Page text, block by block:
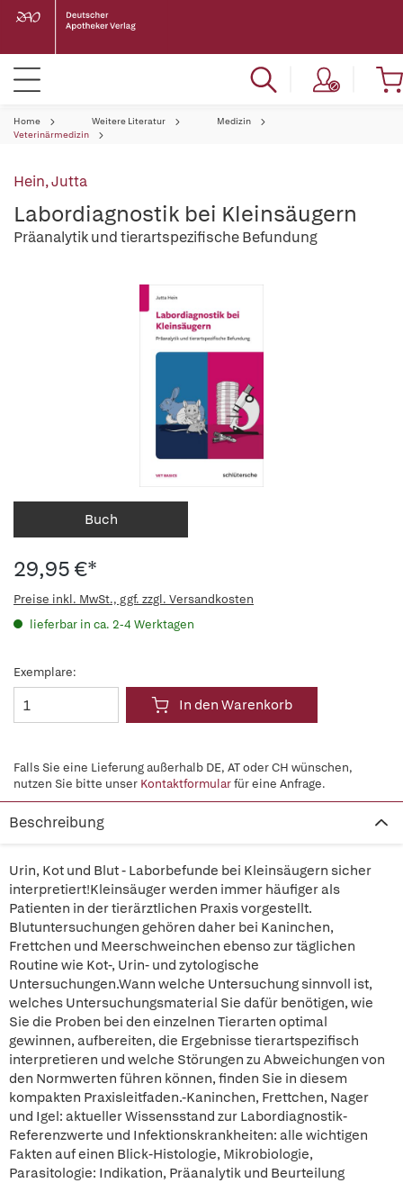
Home Weitere Literatur
Medizin
Veterinärmedizin
Hein, Jutta
Labordiagnostik bei Kleinsäugern
Präanalytik und tierartspezifische Befundung
Buch
29,95 €*
Preise inkl. MwSt., ggf. zzgl. Versandkosten
lieferbar in ca. 2-4 Werktagen
Exemplare:
In den Warenkorb
Falls Sie eine Lieferung außerhalb DE, AT oder CH wünschen,
nutzen Sie bitte unser Kontaktformularfür eine Anfrage.
Beschreibung
Urin, Kot und Blut - Laborbefunde bei Kleinsäugern sicher
interpretiert!Kleinsäuger werden immer häufiger als
Patienten in der tierärztlichen Praxis vorgestellt.
Blutuntersuchungen gehören daher bei Kaninchen,
Frettchen und Meerschweinchen ebenso zur täglichen
Routine wie Kot-, Urin- und zytologische
Untersuchungen.Wann welche Untersuchung sinnvoll ist,
welches Untersuchungsmaterial Sie dafür benötigen, wie
Sie die Proben bei den einzelnen Tierarten optimal
gewinnen, aufbereiten, die Ergebnisse tierartspezifisch
interpretieren und welche Störungen zu Abweichungen von
den Normwerten führen können, finden Sie in diesem
kompakten Praxisleitfaden.-Kaninchen, Frettchen, Nager
und Igel: aktueller Wissensstand zur Labordiagnostik-
Referenzwerte und Infektionskrankheiten: alle wichtigen
Fakten auf einen Blick-Histologie, Mikrobiologie,
Parasitologie: Indikation, Präanalytik und Beurteilung